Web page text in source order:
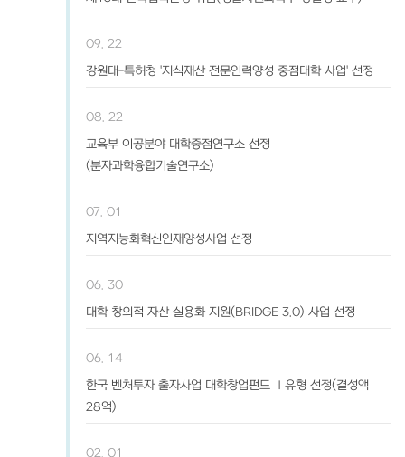
09. 22
강원대-특허청 '지식재산 전문인력양성 중점대학 사업' 선정
08. 22
교육부 이공분야 대학중점연구소 선정
(분자과학융합기술연구소)
07. 01
지역지능화혁신인재양성사업 선정
06. 30
대학 창의적 자산 실용화 지원(BRIDGE 3.0) 사업 선정
06. 14
한국 벤처투자 출자사업 대학창업펀드 Ⅰ유형 선정(결성액
28억)
02. 01